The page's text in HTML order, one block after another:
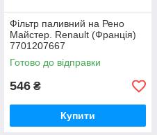
Фільтр паливний на Рено
Майстер. Renault (Франція)
7701207667
Готово до відправки
546 ₴
Купити